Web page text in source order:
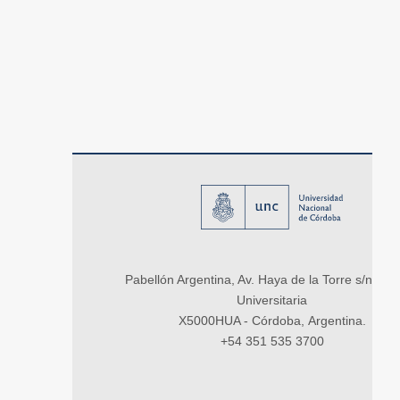
Pabellón Argentina, Av. Haya de la Torre s/n,
Universitaria
X5000HUA - Córdoba, Argentina.
+54 351 535 3700